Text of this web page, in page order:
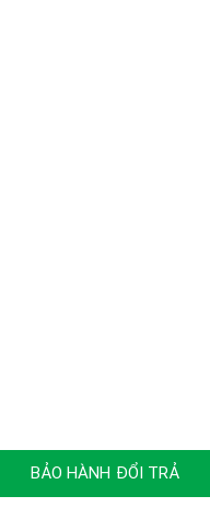
BẢO HÀNH ĐỔI TRẢ